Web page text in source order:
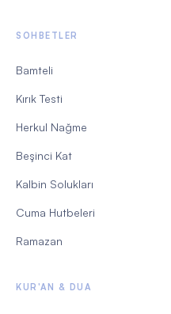
SOHBETLER
Bamteli
Kırık Testi
Herkul Nağme
Beşinci Kat
Kalbin Solukları
Cuma Hutbeleri
Ramazan
KUR'AN & DUA